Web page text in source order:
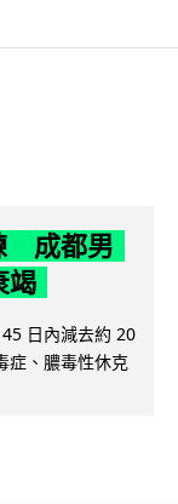
成都男
竭
日內減去約 20
症、膿毒性休克